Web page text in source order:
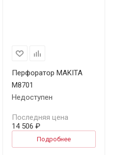
Перфоратор MAKITA
M8701
Недоступен
Последняя цена
14 506 ₽
Подробнее